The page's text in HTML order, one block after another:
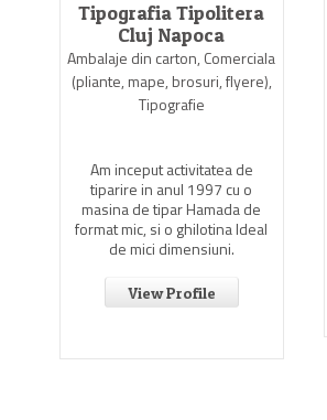
Tipografia Tipolitera
Cluj Napoca
Ambalaje din carton, Comerciala
(pliante, mape, brosuri, flyere),
Tipografie
Am inceput activitatea de
tiparire in anul 1997 cu o
masina de tipar Hamada de
format mic, si o ghilotina Ideal
de mici dimensiuni.
View Profile